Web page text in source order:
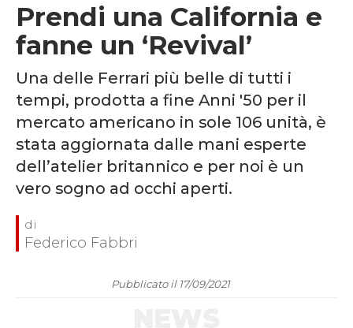
Prendi una California e
fanne un ‘Revival’
Una delle Ferrari più belle di tutti i
tempi, prodotta a fine Anni '50 per il
mercato americano in sole 106 unità, è
stata aggiornata dalle mani esperte
dell’atelier britannico e per noi è un
vero sogno ad occhi aperti.
Federico Fabbri
Pubblicato il 17/09/2021